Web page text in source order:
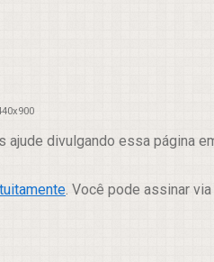
divulgando essa página
. Você pode assinar